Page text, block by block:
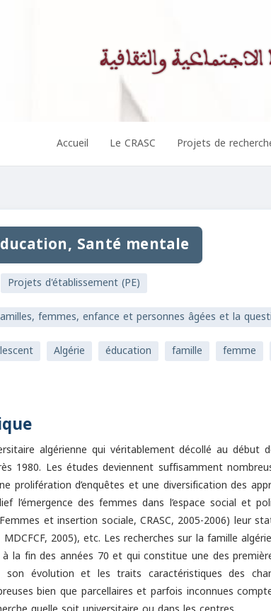
Accueil Le CRASC Projets de
Santé mentale
Projets d'établissement (PE)
femmes, enfance et personnes âgées et la
Algérie éducation famille femme
algérienne qui véritablement décollé au début
1980. Les études deviennent suffisamment
prolifération d’enquêtes et une diversification des
l’émergence des femmes dans l’espace social et
et insertion sociale, CRASC, 2005-2006) leur
2005), etc. Les recherches sur la famille
la fin des années 70 et qui constitue une des
son évolution et les traits caractéristiques des
bien que parcellaires et parfois inconnues